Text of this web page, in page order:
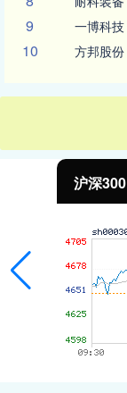
9 一博科技
10 方邦股份
沪深300